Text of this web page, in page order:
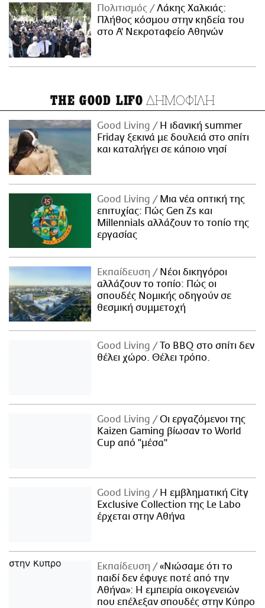
Πολιτισμός
Λάκης Χαλκιάς:
Πλήθος κόσμου στην κηδεία του
στο Α' Νεκροταφείο Αθηνών
THE GOOD LIFO ΔΗΜΟΦΙΛΗ
Good Living
Η ιδανική summer
Friday ξεκινά με δουλειά στο σπίτι
και καταλήγει σε κάποιο νησί
Good Living
Μια νέα οπτική της
επιτυχίας: Πώς Gen Zs και
Millennials αλλάζουν το τοπίο της
εργασίας
Εκπαίδευση
Νέοι δικηγόροι
αλλάζουν το τοπίο: Πώς οι
σπουδές Νομικής οδηγούν σε
θεσμική συμμετοχή
Good Living
Το BBQ στο σπίτι δεν
θέλει χώρο. Θέλει τρόπο.
Good Living
Οι εργαζόμενοι της
Kaizen Gaming βίωσαν το World
Cup από "μέσα"
Good Living
Η εμβληματική City
Exclusive Collection της Le Labo
έρχεται στην Αθήνα
Εκπαίδευση
«Νιώσαμε ότι το
παιδί δεν έφυγε ποτέ από την
Αθήνα»: Η εμπειρία οικογενειών
που επέλεξαν σπουδές στην Κύπρο